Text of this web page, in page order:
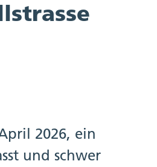
2026, ein
und schwer